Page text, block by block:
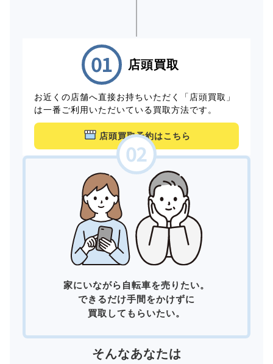
店頭買取
お近くの店舗へ直接お持ちいただく「店頭買取」
は一番ご利用いただいている買取方法です。
店頭買取予約はこちら
家にいながら自転車を売りたい。
できるだけ手間をかけずに
買取してもらいたい。
そんなあなたは